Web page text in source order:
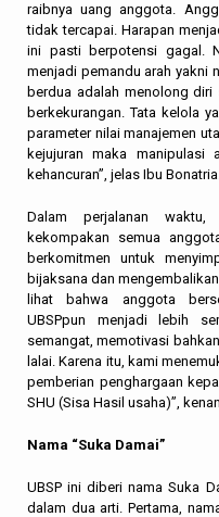
raibnya uang anggota.
tidak tercapai. Harapan
ini pasti berpotensi gagal.
menjadi pemandu arah yakni
berdua adalah menolong
berkekurangan. Tata kelola
parameter nilai manajemen
kejujuran maka manipulasi
kehancuran”, jelas Ibu
Dalam perjalanan
kekompakan semua
berkomitmen untuk
bijaksana dan
lihat bahwa anggota
UBSPpun menjadi lebih
semangat, memotivasi
lalai. Karena itu, kami
pemberian penghargaan
SHU (Sisa Hasil usaha)”,
Nama “Suka Damai”
UBSP ini diberi nama Suka
dalam dua arti. Pertama,